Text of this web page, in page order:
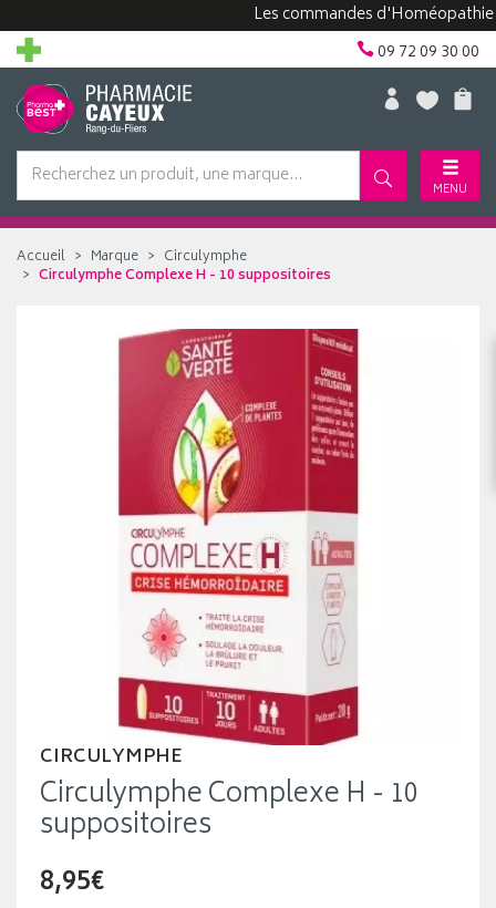
Les commandes d'Homéopathie
09 72 09 30 00
MENU
Accueil Marque
Circulymphe
Circulymphe Complexe H - 10 suppositoires
CIRCULYMPHE
Circulymphe Complexe H - 10
suppositoires
8,95€